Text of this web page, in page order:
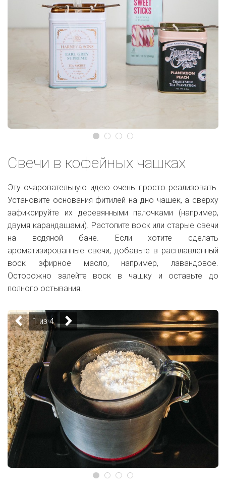
Свечи в кофейных чашках
Эту очаровательную идею очень просто реализовать.
Установите основания фитилей на дно чашек, а сверху
зафиксируйте их деревянными палочками (например,
двумя карандашами). Растопите воск или старые свечи
на водяной бане. Если хотите сделать
ароматизированные свечи, добавьте в расплавленный
воск эфирное масло, например, лавандовое.
Осторожно залейте воск в чашку и оставьте до
полного остывания.
1 из 4